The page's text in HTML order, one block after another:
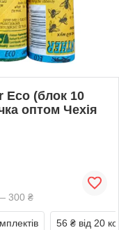
Eco (блок 10
оптом Чехія
300 ₴
56 ₴ від 20